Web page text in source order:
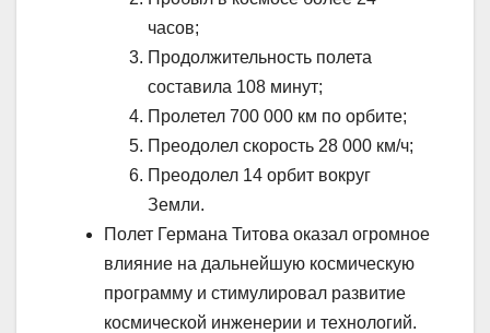
часов;
Продолжительность полета
составила 108 минут;
Пролетел 700 000 км по орбите;
Преодолел скорость 28 000 км/ч;
Преодолел 14 орбит вокруг
Земли.
Полет Германа Титова оказал огромное
влияние на дальнейшую космическую
программу и стимулировал развитие
космической инженерии и технологий.